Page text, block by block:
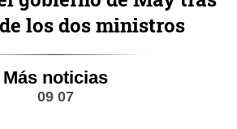
los dos ministros
Más noticias
09 07